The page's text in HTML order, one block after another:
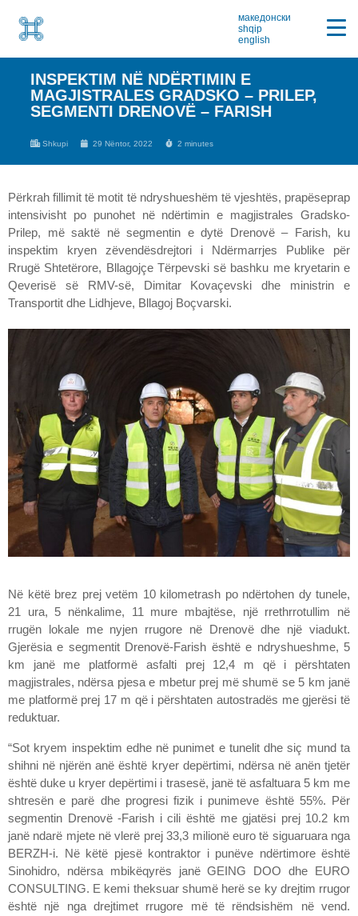
македонски
shqip
english
INSPEKTIM NË NDËRTIMIN E
MAGJISTRALES GRADSKO – PRILEP,
SEGMENTI DRENOVË – FARISH
Shkupi 29 Nëntor, 2022 2 minutes
Përkrah fillimit të motit të ndryshueshëm të vjeshtës, prapëseprap
intensivisht po punohet në ndërtimin e magjistrales Gradsko-
Prilep, më saktë në segmentin e dytë Drenovë – Farish, ku
inspektim kryen zëvendësdrejtori i Ndërmarrjes Publike për
Rrugë Shtetërore, Bllagojçe Tërpevski së bashku me kryetarin e
Qeverisë së RMV-së, Dimitar Kovaçevski dhe ministrin e
Transportit dhe Lidhjeve, Bllagoj Boçvarski.
Në këtë brez prej vetëm 10 kilometrash po ndërtohen dy tunele,
21 ura, 5 nënkalime, 11 mure mbajtëse, një rrethrrotullim në
rrugën lokale me nyjen rrugore në Drenovë dhe një viadukt.
Gjerësia e segmentit Drenovë-Farish është e ndryshueshme, 5
km janë me platformë asfalti prej 12,4 m që i përshtaten
magjistrales, ndërsa pjesa e mbetur prej më shumë se 5 km janë
me platformë prej 17 m që i përshtaten autostradës me gjerësi të
reduktuar.
“Sot kryem inspektim edhe në punimet e tunelit dhe siç mund ta
shihni në njërën anë është kryer depërtimi, ndërsa në anën tjetër
është duke u kryer depërtimi i trasesë, janë të asfaltuara 5 km me
shtresën e parë dhe progresi fizik i punimeve është 55%. Për
segmentin Drenovë -Farish i cili është me gjatësi prej 10.2 km
janë ndarë mjete në vlerë prej 33,3 milionë euro të siguaruara nga
BERZH-i. Në këtë pjesë kontraktor i punëve ndërtimore është
Sinohidro, ndërsa mbikëqyrës janë GEING DOO dhe EURO
CONSULTING. E kemi theksuar shumë herë se ky drejtim rrugor
është një nga drejtimet rrugore më të rëndsishëm në vend.